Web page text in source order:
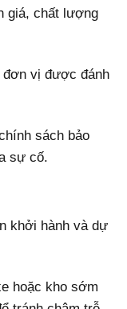
giá, chất lượng
đơn vị được đánh
sách bảo
sự cố.
khởi hành và dự
hoặc kho sớm